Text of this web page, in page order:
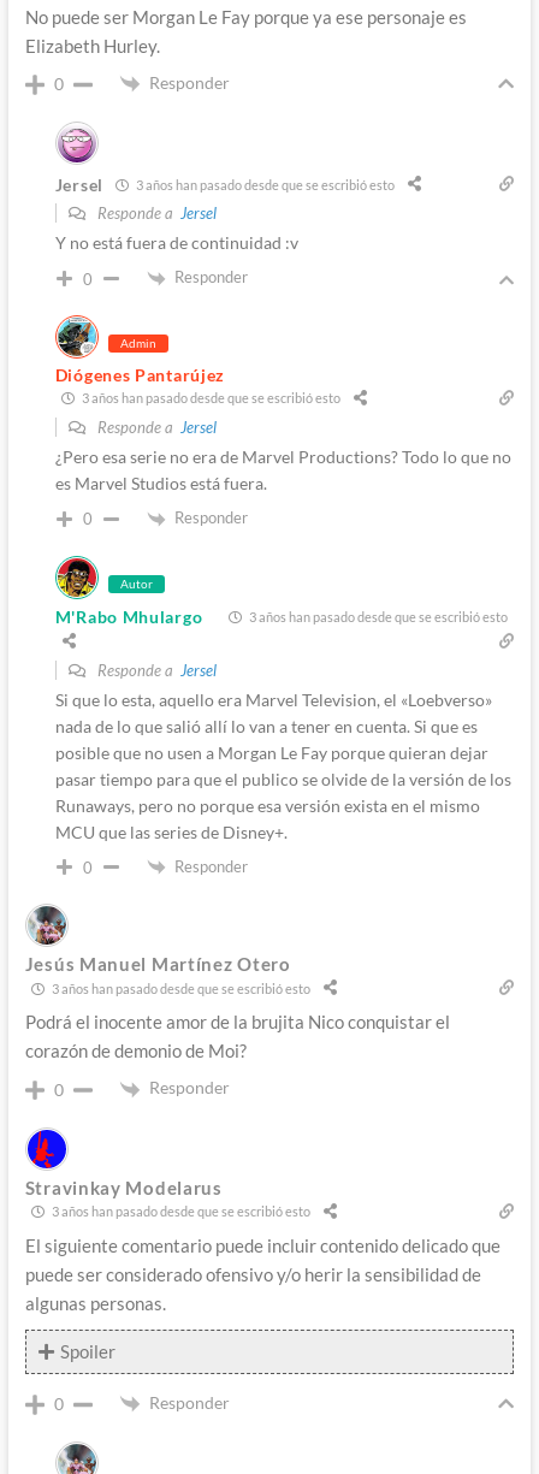
No puede ser Morgan Le Fay porque ya ese personaje es
Elizabeth Hurley.
0 Responder
Jersel 3 años han pasado desde que se escribió esto
Responde a Jersel
Y no está fuera de continuidad :v
0 Responder
Admin
Diógenes Pantarújez
3 años han pasado desde que se escribió esto
Responde a Jersel
¿Pero esa serie no era de Marvel Productions? Todo lo que no
es Marvel Studios está fuera.
0 Responder
Autor
M'Rabo Mhulargo 3 años han pasado desde que se escribió esto
Responde a Jersel
Si que lo esta, aquello era Marvel Television, el «Loebverso»
nada de lo que salió allí lo van a tener en cuenta. Si que es
posible que no usen a Morgan Le Fay porque quieran dejar
pasar tiempo para que el publico se olvide de la versión de los
Runaways, pero no porque esa versión exista en el mismo
MCU que las series de Disney+.
0 Responder
Jesús Manuel Martínez Otero
3 años han pasado desde que se escribió esto
Podrá el inocente amor de la brujita Nico conquistar el
corazón de demonio de Moi?
0 Responder
Stravinkay Modelarus
3 años han pasado desde que se escribió esto
El siguiente comentario puede incluir contenido delicado que
puede ser considerado ofensivo y/o herir la sensibilidad de
algunas personas.
Spoiler
0 Responder